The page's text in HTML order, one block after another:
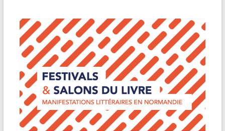
e
d
a
t
.